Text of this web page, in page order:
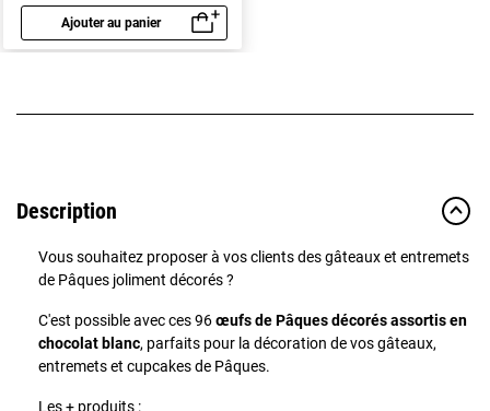
Ajouter au panier
Aperçu rapide
Description
Vous souhaitez proposer à vos clients des gâteaux et entremets
de Pâques joliment décorés ?
C'est possible avec ces96œufs de Pâques décorés assortis en
chocolat blanc, parfaits pour la décoration de vos gâteaux,
entremets et cupcakes de Pâques.
Les + produits :